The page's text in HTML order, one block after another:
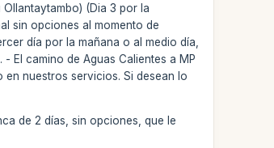
(Dia 3 por la
sin opciones al momento de
día por la mañana o al medio día,
El camino de Aguas Calientes a MP
en nuestros servicios. Si desean lo
de 2 días, sin opciones, que le